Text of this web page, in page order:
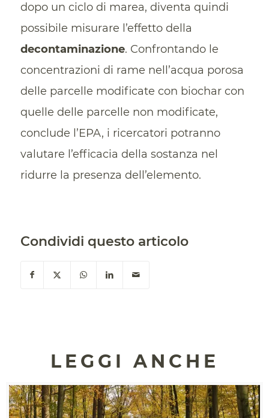
dopo un ciclo di marea, diventa quindi
possibile misurare l’effetto della
decontaminazione. Confrontando le
concentrazioni di rame nell’acqua porosa
delle parcelle modificate con biochar con
quelle delle parcelle non modificate,
conclude l’EPA, i ricercatori potranno
valutare l’efficacia della sostanza nel
ridurre la presenza dell’elemento.
Condividi questo articolo
LEGGI ANCHE